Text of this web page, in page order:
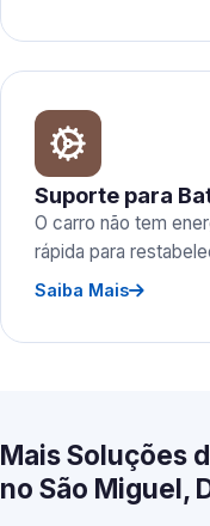
Suporte para
O carro não tem
rápida para
Saiba Mais
Mais Soluções
no São Miguel,